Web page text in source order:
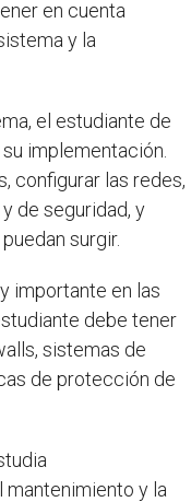
en cuenta
y la
el estudiante de
implementación.
configurar las redes,
de seguridad, y
surgir.
importante en las
debe tener
sistemas de
de protección de
y la